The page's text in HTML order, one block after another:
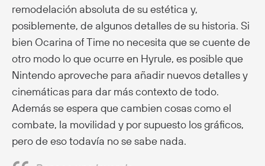
remodelación absoluta de su estética y,
posiblemente, de algunos detalles de su historia. Si
bien Ocarina of Time no necesita que se cuente de
otro modo lo que ocurre en Hyrule, es posible que
Nintendo aproveche para añadir nuevos detalles y
cinemáticas para dar más contexto de todo.
Además se espera que cambien cosas como el
combate, la movilidad y por supuesto los gráficos,
pero de eso todavía no se sabe nada.